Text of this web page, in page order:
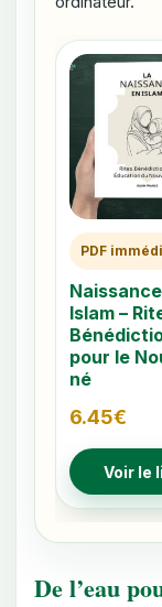
PDF
Islam –
pour le
né
6.45€
Voir le
De l’eau